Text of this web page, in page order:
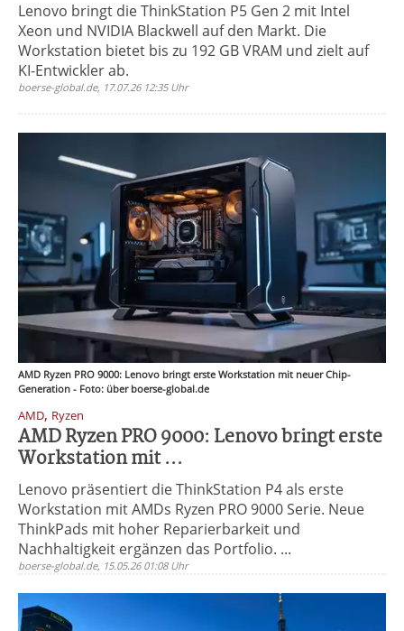
Lenovo bringt die ThinkStation P5 Gen 2 mit Intel
Xeon und NVIDIA Blackwell auf den Markt. Die
Workstation bietet bis zu 192 GB VRAM und zielt auf
KI-Entwickler ab.
boerse-global.de, 17.07.26 12:35 Uhr
AMD Ryzen PRO 9000: Lenovo bringt erste Workstation mit neuer Chip-
Generation - Foto: über boerse-global.de
AMD, Ryzen
AMD Ryzen PRO 9000: Lenovo bringt erste
Workstation mit ...
Lenovo präsentiert die ThinkStation P4 als erste
Workstation mit AMDs Ryzen PRO 9000 Serie. Neue
ThinkPads mit hoher Reparierbarkeit und
Nachhaltigkeit ergänzen das Portfolio. ...
boerse-global.de, 15.05.26 01:08 Uhr